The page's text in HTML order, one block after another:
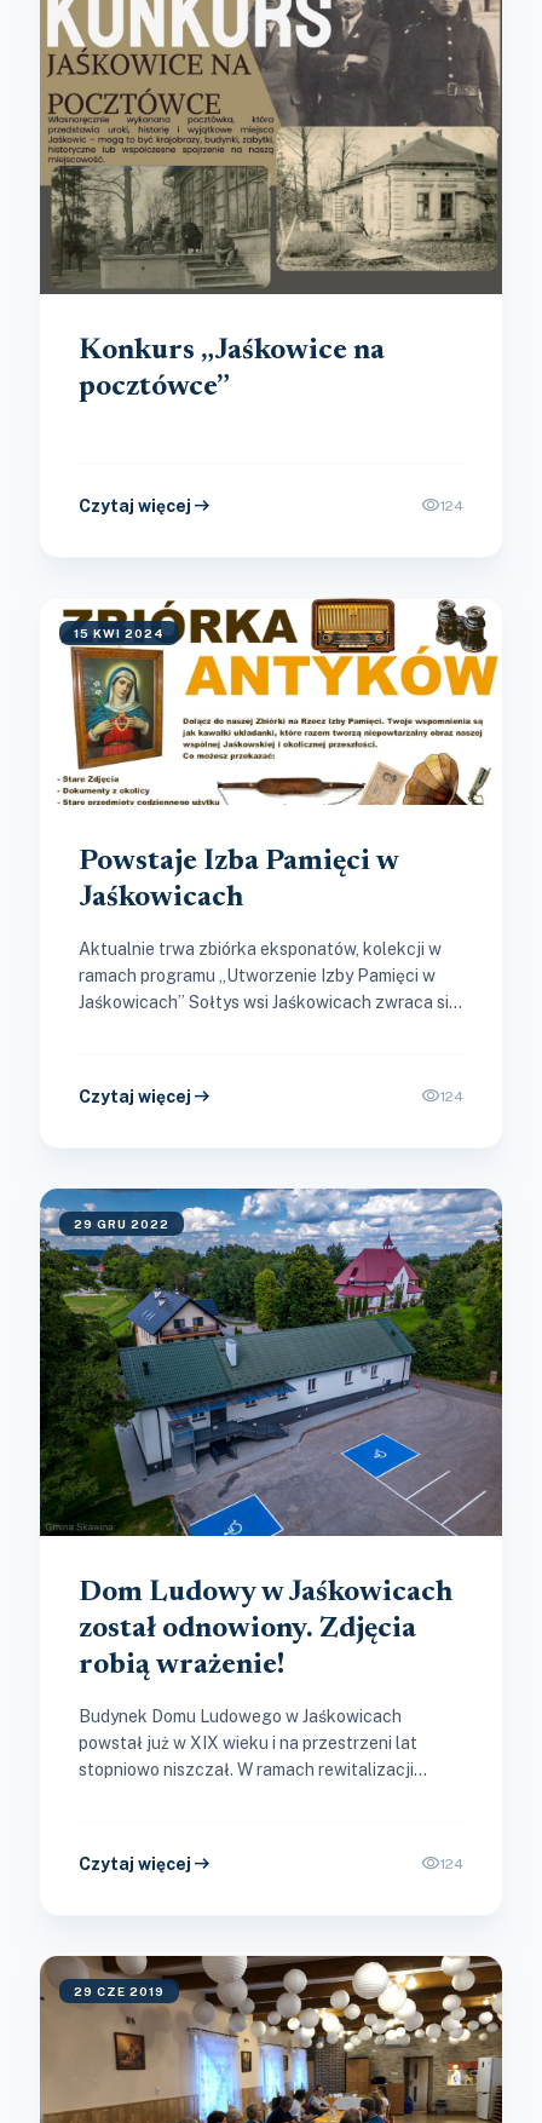
Konkurs „Jaśkowice na
pocztówce”
Czytaj więcej arrow_right_alt visibility124
15 KWI 2024
Powstaje Izba Pamięci w
Jaśkowicach
Aktualnie trwa zbiórka eksponatów, kolekcji w
ramach programu „Utworzenie Izby Pamięci w
Jaśkowicach” Sołtys wsi Jaśkowicach zwraca się
Czytaj więcej arrow_right_alt visibility124
29 GRU 2022
Dom Ludowy w Jaśkowicach
został odnowiony. Zdjęcia
robią wrażenie!
Budynek Domu Ludowego w Jaśkowicach
powstał już w XIX wieku i na przestrzeni lat
stopniowo niszczał. W ramach rewitalizacji
Czytaj więcej arrow_right_alt visibility124
29 CZE 2019